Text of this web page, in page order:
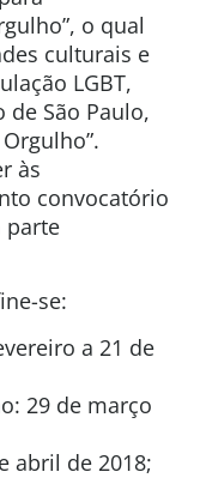
o qual
culturais e
LGBT,
São Paulo,
às
convocatório
parte
se:
a 21 de
29 de março
abril de 2018;